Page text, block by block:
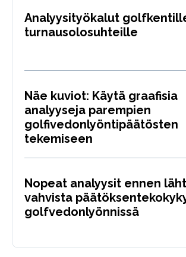
Analyysityökalut
turnausolosuhteille
Näe kuviot: Käytä graafisia
analyyseja parempien
golfivedonlyöntipäätösten
tekemiseen
Nopeat analyysit ennen
vahvista
golfvedonlyönnissä